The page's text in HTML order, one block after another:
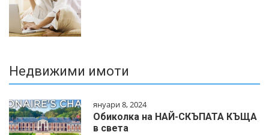
Недвижими имоти
януари 8, 2024
Обиколка на НАЙ-СКЪПАТА КЪЩА
в света